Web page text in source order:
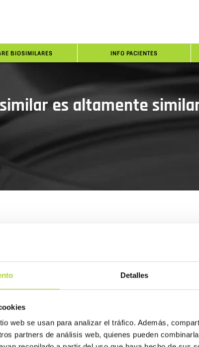
Detalles
web se usan para analizar el tráfico. Además,
partners de análisis web, quienes pueden
BIOSIMILARES INFO PACIENTES
es altamente
Gif animado sobre
COMPARTIR